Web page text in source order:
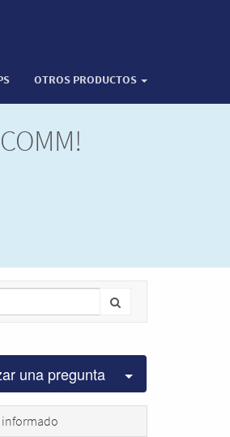
OTROS PRODUCTOS
una pregunta Seleccionar